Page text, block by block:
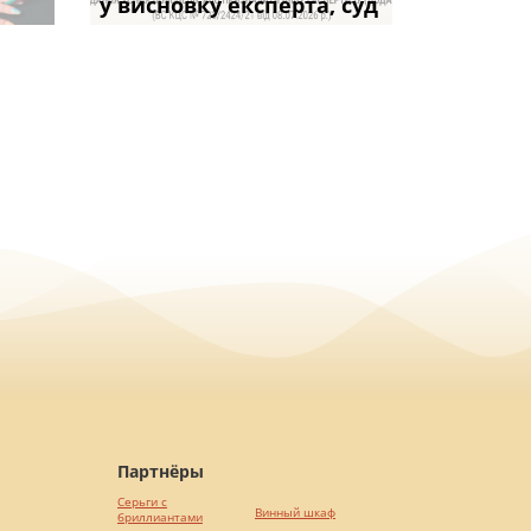
Партнёры
Серьги с
бриллиантами
Винный шкаф